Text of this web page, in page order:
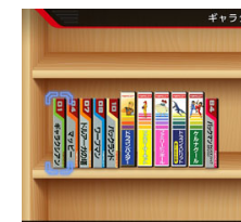
ビジネスと働き方のヒント
AI活用のいまが分かる
企業ITのトレンドを詳説
経営リーダーのコミュニティ